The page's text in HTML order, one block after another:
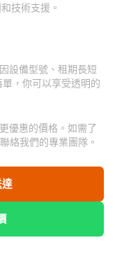
技術支援。
設備型號、租期長短
，你可以享受透明的
優惠的價格。如需了
絡我們的專業團隊。